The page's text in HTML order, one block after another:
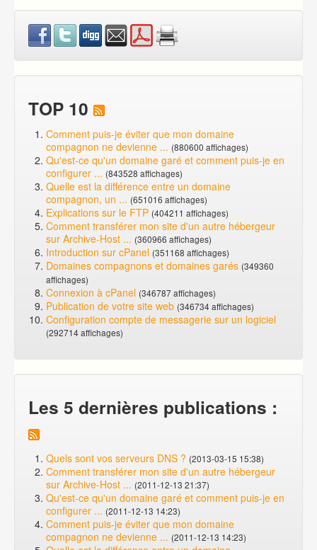
TOP 10
Comment puis-je éviter que mon domaine
compagnon ne devienne ... (880600 affichages)
Qu'est-ce qu'un domaine garé et comment puis-je en
configurer ... (843528 affichages)
Quelle est la différence entre un domaine
compagnon, un ... (651016 affichages)
Explications sur le FTP (404211 affichages)
Comment transférer mon site d'un autre hébergeur
sur Archive-Host ... (360966 affichages)
Introduction sur cPanel (351168 affichages)
Domaines compagnons et domaines garés (349360
affichages)
Connexion à cPanel (346787 affichages)
Publication de votre site web (346734 affichages)
Configuration compte de messagerie sur un logiciel
(292714 affichages)
Les 5 dernières publications :
Quels sont vos serveurs DNS ? (2013-03-15 15:38)
Comment transférer mon site d'un autre hébergeur
sur Archive-Host ... (2011-12-13 21:37)
Qu'est-ce qu'un domaine garé et comment puis-je en
configurer ... (2011-12-13 14:23)
Comment puis-je éviter que mon domaine
compagnon ne devienne ... (2011-12-13 14:23)